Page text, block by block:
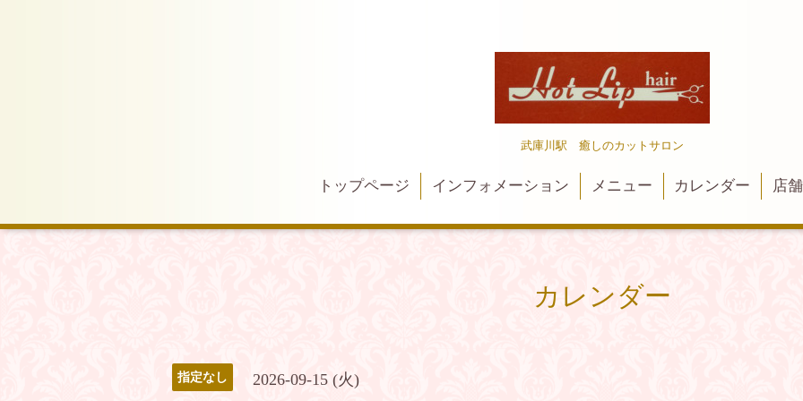
武庫川駅 癒しのカットサロン
トップページ インフォメーション メニュー カレンダー 店
カレンダー
指定なし 2026-09-15 (火)